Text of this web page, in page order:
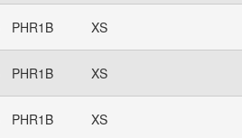
PHR1B XS
PHR1B XS
PHR1B XS